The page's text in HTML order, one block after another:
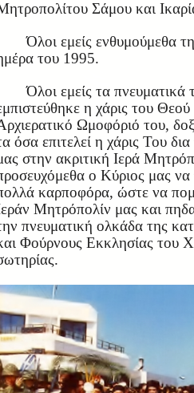
Σάμου και
Όλοι εμείς ενθυμούμεθα
του 1995.
Όλοι εμείς τα πνευματικά
η χάρις του
Ωμοφόριό του,
όσα επιτελεί η χάρις Του
στην ακριτική Ιερά
ο Κύριος μας να
καρποφόρα, ώστε να
Μητρόπολίν μας και
πνευματική ολκάδα της
Φούρνους Εκκλησίας του